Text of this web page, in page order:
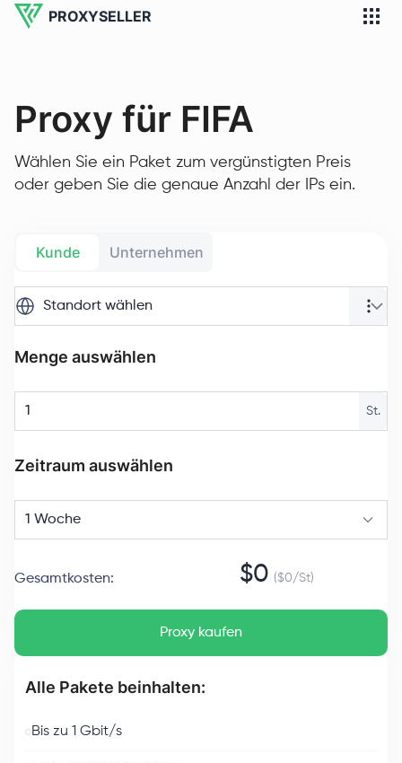
PROXYSELLER
Proxy für FIFA
Wählen Sie ein Paket zum vergünstigten Preis
oder geben Sie die genaue Anzahl der IPs ein.
Kunde Unternehmen
Standort wählen
Menge auswählen
St.
Zeitraum auswählen
1 Woche
Gesamtkosten: $0 ($0/St)
Proxy kaufen
Alle Pakete beinhalten:
Bis zu 1 Gbit/s